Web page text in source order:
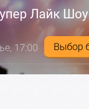
Лайк Шоу
17:00 Выбор